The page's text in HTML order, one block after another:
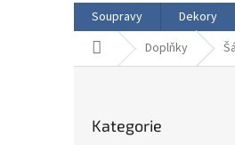
Soupravy Dekory
Domů Doplňky
kategorie
Kategorie